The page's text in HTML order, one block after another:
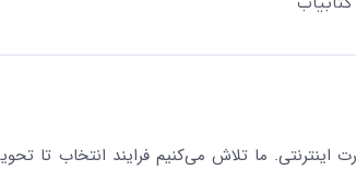
ما تلاش می‌کنیم فرایند انتخاب تا